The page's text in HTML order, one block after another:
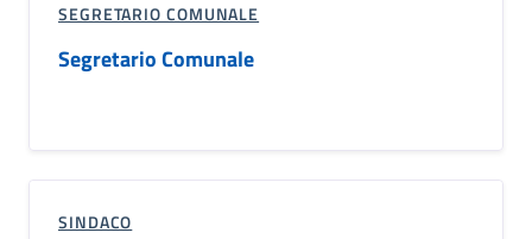
SEGRETARIO COMUNALE
Segretario Comunale
SINDACO